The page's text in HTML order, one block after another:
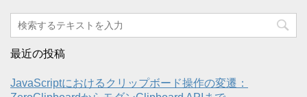
最近の投稿
JavaScriptにおけるクリップボード操作の変遷：